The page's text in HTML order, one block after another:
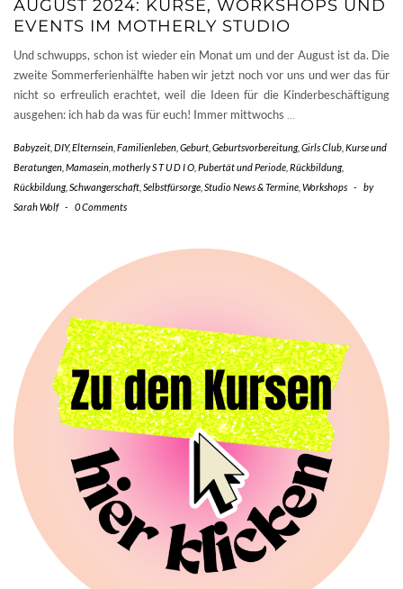
AUGUST 2024: KURSE, WORKSHOPS UND
EVENTS IM MOTHERLY STUDIO
Und schwupps, schon ist wieder ein Monat um und der August ist da. Die
zweite Sommerferienhälfte haben wir jetzt noch vor uns und wer das für
nicht so erfreulich erachtet, weil die Ideen für die Kinderbeschäftigung
ausgehen: ich hab da was für euch! Immer mittwochs
Babyzeit DIY,Elternsein Familienleben Geburt Geburtsvorbereitung, Girls Club Kurse und
Beratungen Mamasein motherly S T U D I O Pubertät und Periode Rückbildung,
Rückbildung, Schwangerschaft Selbstfürsorge Studio News & Termine Workshops -
by
Sarah Wolf - 0 Comments